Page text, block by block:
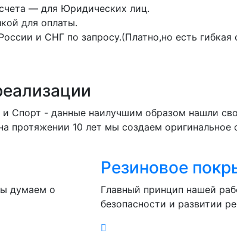
— для Юридических лиц.
для оплаты.
и СНГ по запросу.(Платно,но есть гибкая
и Спорт - данные наилучшим образом нашли
протяжении 10 лет мы создаем оригинальное
думаем о
Резиновое
Главный принцип нашей
безопасности и развитии